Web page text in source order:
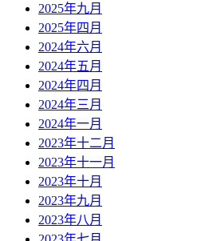
2025年九月
2025年四月
2024年六月
2024年五月
2024年四月
2024年三月
2024年一月
2023年十二月
2023年十一月
2023年十月
2023年九月
2023年八月